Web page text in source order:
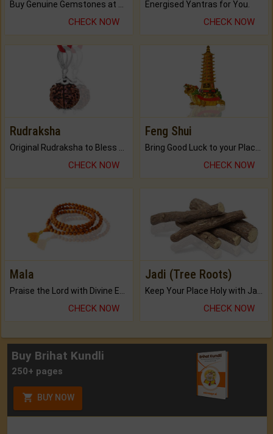
CHECK NOW
Energised Yantras for You.
CHECK NOW
Rudraksha
CHECK NOW
Feng Shui
CHECK NOW
Mala
CHECK NOW
Jadi (Tree Roots)
CHECK NOW
Buy Brihat Kundli
250+ pages
BUY NOW